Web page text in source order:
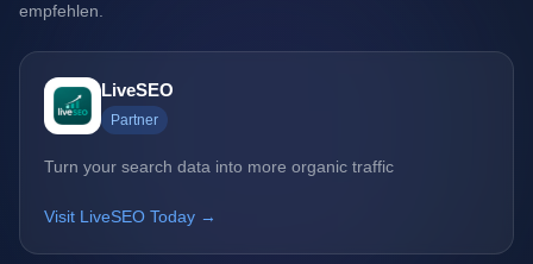
empfehlen.
LiveSEO
Partner
Turn your search data into more organic traffic
Visit LiveSEO Today →